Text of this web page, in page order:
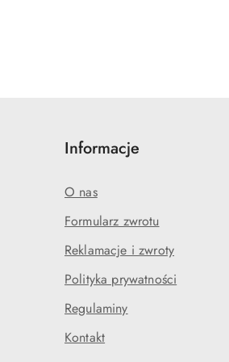
Informacje
O nas
Formularz zwrotu
Reklamacje i zwroty
Polityka prywatności
Regulaminy
Kontakt